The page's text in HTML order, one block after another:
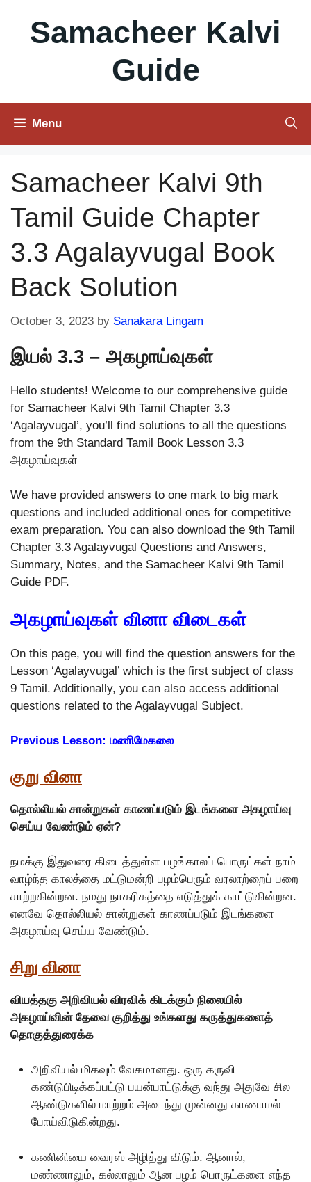
contentSamacheer Kalvi
Guide
Menu
Samacheer Kalvi 9th
Tamil Guide Chapter
3.3 Agalayvugal Book
Back Solution
October 3, 2023 by Sanakara Lingam
இயல் 3.3 – அகழாய்வுகள்
Hello students! Welcome to our comprehensive guide
for Samacheer Kalvi 9th Tamil Chapter 3.3
‘Agalayvugal’, you’ll find solutions to all the questions
from the 9th Standard Tamil Book Lesson 3.3
அகழாய்வுகள்
We have provided answers to one mark to big mark
questions and included additional ones for competitive
exam preparation. You can also download the 9th Tamil
Chapter 3.3 Agalayvugal Questions and Answers,
Summary, Notes, and the Samacheer Kalvi 9th Tamil
Guide PDF.
அகழாய்வுகள் வினா விடைகள்
On this page, you will find the question answers for the
Lesson ‘Agalayvugal’ which is the first subject of class
9 Tamil. Additionally, you can also access additional
questions related to the Agalayvugal Subject.
Previous Lesson: மணிமேகலை
குறு வினா
தொல்லியல் சான்றுகள் காணப்படும் இடங்களை அகழாய்வு
செய்ய வேண்டும் ஏன்?
நமக்கு இதுவரை கிடைத்துள்ள பழங்காலப் பொருட்கள் நாம்
வாழ்ந்த காலத்தை மட்டுமன்றி பழம்பெரும் வரலாற்றைப் பறை
சாற்றகின்றன. நமது நாகரிகத்தை எடுத்துக் காட்டுகின்றன.
எனவே தொல்லியல் சான்றுகள் காணப்படும் இடங்களை
அகழாய்வு செய்ய வேண்டும்.
சிறு வினா
வியத்தகு அறிவியல் விரவிக் கிடக்கும் நிலையில்
அகழாய்வின் தேவை குறித்து உங்களது கருத்துகளைத்
தொகுத்துரைக்க
அறிவியல் மிகவும் வேகமானது. ஒரு கருவி
கண்டுபிடிக்கப்பட்டு பயன்பாட்டுக்கு வந்து அதுவே சில
ஆண்டுகளில் மாற்றம் அடைந்து முன்னது காணாமல்
போய்விடுகின்றது.
கணினியை வைரஸ் அழித்து விடும். ஆனால்,
மண்ணாலும், கல்லாலும் ஆன பழம் பொருட்களை எந்த